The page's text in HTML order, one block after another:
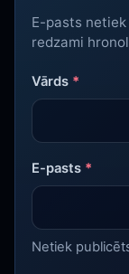
E-pasts
redzami
Vārds *
E-pasts *
Netiek